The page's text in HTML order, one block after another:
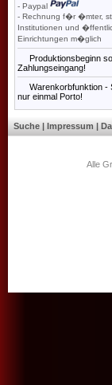
- Paypal
- Rechnung f�r �mter,
Institutionen und
Einrichtungen m�glich
Produktionsbeginn
Zahlungseingang!
Warenkorbfunktion -
nur einmal Porto!
Suche | Impressum |
Alle